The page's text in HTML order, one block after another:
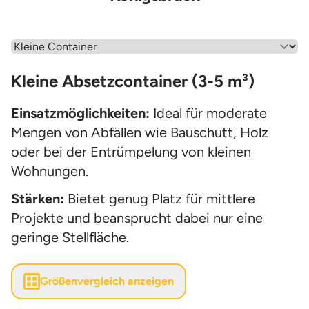
Wähle einen Menüpunkt aus
Kleine Absetzcontainer (3-5 m³)
Einsatzmöglichkeiten: Ideal für moderate
Mengen von Abfällen wie Bauschutt, Holz
oder bei der Entrümpelung von kleinen
Wohnungen.
Stärken: Bietet genug Platz für mittlere
Projekte und beansprucht dabei nur eine
geringe Stellfläche.
Größenvergleich anzeigen